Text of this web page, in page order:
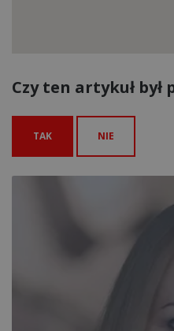
Czy ten artykuł był
TAK NIE